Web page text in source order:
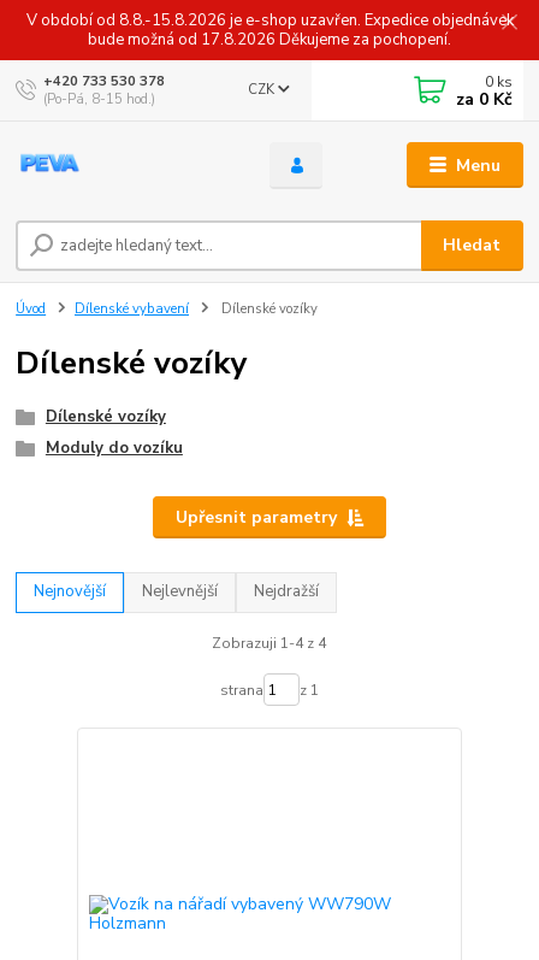
V období od 8.8.-15.8.2026 je e-shop uzavřen. Expedice objednávek
bude možná od 17.8.2026 Děkujeme za pochopení.
Menu
CZK
Hledat
+420 733 530 378
(Po-Pá, 8-15 hod.)
0 ks
za 0 Kč
Úvod Dílenské vybavení Dílenské vozíky
Dílenské vozíky
Dílenské vozíky
Moduly do vozíku
Upřesnit parametry
Nejnovější Nejlevnější Nejdražší
Zobrazuji 1-4 z 4
strana z 1